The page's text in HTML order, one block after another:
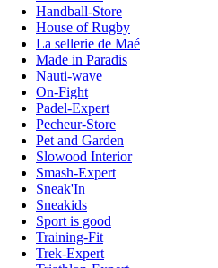
Handball-Store
House of Rugby
La sellerie de Maé
Made in Paradis
Nauti-wave
On-Fight
Padel-Expert
Pecheur-Store
Pet and Garden
Slowood Interior
Smash-Expert
Sneak'In
Sneakids
Sport is good
Training-Fit
Trek-Expert